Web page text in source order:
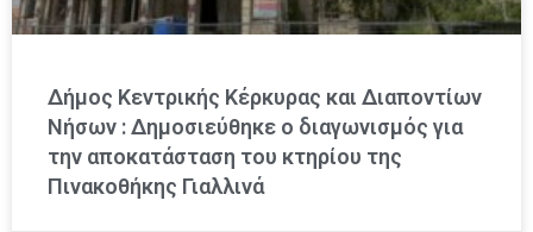
Δήμος Κεντρικής Κέρκυρας και Διαποντίων
Νήσων : Δημοσιεύθηκε ο διαγωνισμός για
την αποκατάσταση του κτηρίου της
Πινακοθήκης Γιαλλινά